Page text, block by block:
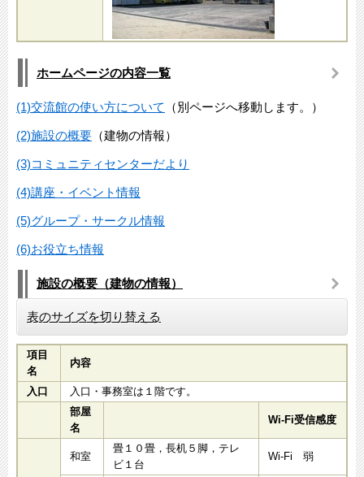
ホームページの内容一覧
(1)交流館の使い方について （別ページへ移動します。）
(2)施設の概要 （建物の情報）
(3)コミュニティセンターだより
(4)講座・イベント情報
(5)グループ・サークル情報
(6)お役立ち情報
施設の概要（建物の情報）
表のサイズを切り替える
項目
名
内容
入口
入口・事務室は１階です。
部屋
名
Wi-Fi受信感度
和室
畳１０畳，長机５脚，テレ
ビ１台
Wi-Fi 弱